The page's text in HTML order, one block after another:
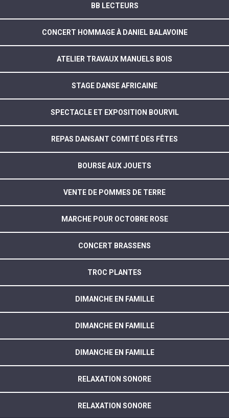
BB LECTEURS
CONCERT HOMMAGE À DANIEL BALAVOINE
ATELIER TRAVAUX MANUELS BOIS
STAGE DANSE AFRICAINE
SPECTACLE ET EXPOSITION BOURVIL
REPAS DANSANT COMITÉ DES FÊTES
BOURSE AUX JOUETS
VENTE DE POMMES DE TERRE
MARCHE POUR OCTOBRE ROSE
CONCERT BRASSENS
TROC PLANTES
DIMANCHE EN FAMILLE
DIMANCHE EN FAMILLE
DIMANCHE EN FAMILLE
RELAXATION SONORE
RELAXATION SONORE